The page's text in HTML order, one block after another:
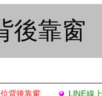
後靠窗
位背後靠窗 LINE線